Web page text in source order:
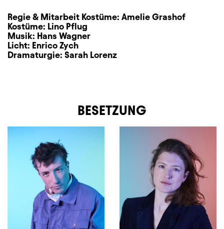
Regie & Mitarbeit Kostüme: Amelie Grashof
Kostüme: Lino Pflug
Musik: Hans Wagner
Licht: Enrico Zych
Dramaturgie: Sarah Lorenz
BESETZUNG